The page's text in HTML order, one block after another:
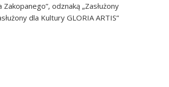
odznaką „Zasłużony
dla Kultury GLORIA ARTIS”